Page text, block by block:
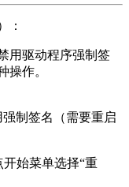
：
用驱动程序强制签
操作。
制签名（需要重启
开始菜单选择“重